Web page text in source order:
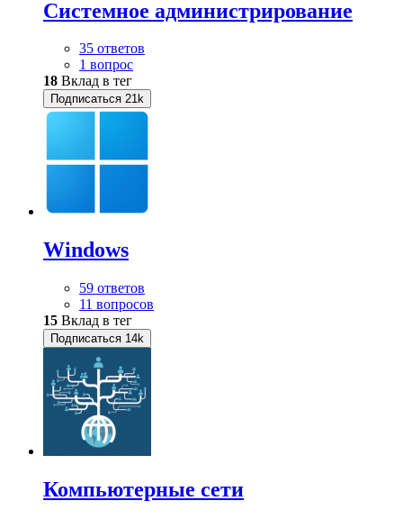
Системное администрирование
35 ответов
1 вопрос
18 Вклад в тег
Подписаться 21k
Windows
59 ответов
11 вопросов
15 Вклад в тег
Подписаться 14k
Компьютерные сети